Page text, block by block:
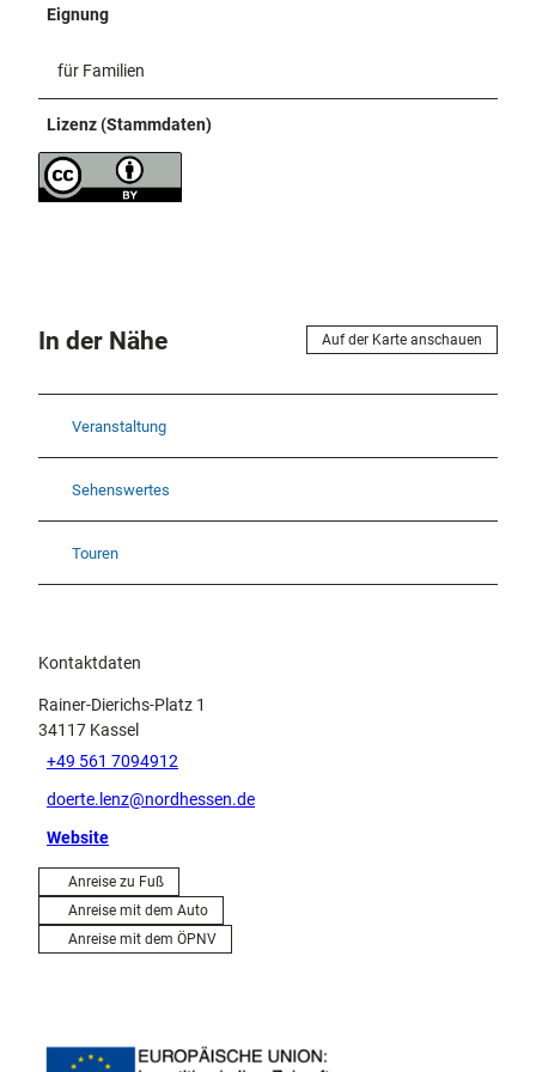
Eignung
für Familien
Lizenz (Stammdaten)
In der Nähe Auf der Karte anschauen
Veranstaltung
Sehenswertes
Touren
Kontaktdaten
Rainer-Dierichs-Platz 1
34117 Kassel
+49 561 7094912
doerte.lenz@nordhessen.de
Website
Anreise zu Fuß
Anreise mit dem Auto
Anreise mit dem ÖPNV